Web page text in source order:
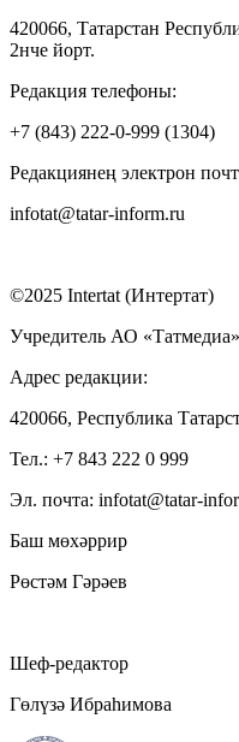
420066, Татарстан
2нче йорт.
Редакция телефоны:
+7 (843) 222-0-999 (1304)
Редакциянең электрон
infotat@tatar-inform.ru
©2025 Intertat (Интертат)
Учредитель АО «Татмедиа»
Адрес редакции:
420066, Республика
Тел.: +7 843 222 0 999
Эл. почта: infotat@tatar-
Баш мөхәррир
Рөстәм Гәрәев
Шеф-редактор
Гөлүзә Ибраһимова